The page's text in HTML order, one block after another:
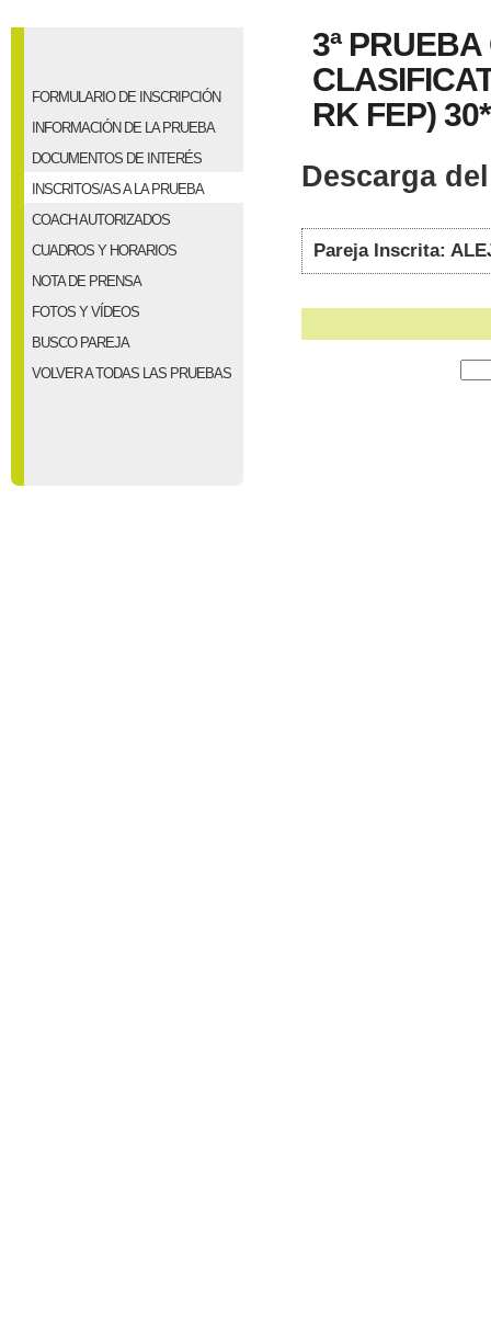
FORMULARIO DE INSCRIPCIÓN
INFORMACIÓN DE LA PRUEBA
DOCUMENTOS DE INTERÉS
INSCRITOS/AS A LA PRUEBA
COACH AUTORIZADOS
CUADROS Y HORARIOS
NOTA DE PRENSA
FOTOS Y VÍDEOS
BUSCO PAREJA
VOLVER A TODAS LAS PRUEBAS
3ª
RK FEP) 30*
Descarga
Pareja Inscrita: